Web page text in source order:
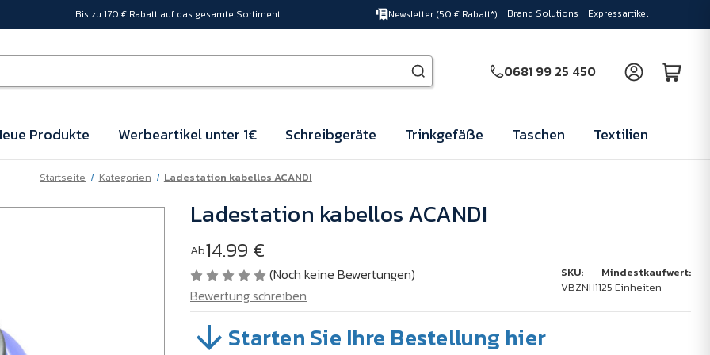
Bis zu 170 € Rabatt auf das gesamte Sortiment Newsletter (50 € Rabatt*) Brand Solutions Expressartikel
0681 99 25 450
Produkte Werbeartikel unter 1€ Schreibgeräte Trinkgefäße Taschen Textilien
Startseite Kategorien Ladestation kabellos ACANDI
Ladestation kabellos ACANDI
Ab14.99 €
(Noch keine Bewertungen)
Bewertung schreiben
SKU:
VBZNH11
Mindestkaufwert:
25 Einheiten
SKU:
VBZNH11Starten Sie Ihre Bestellung hier